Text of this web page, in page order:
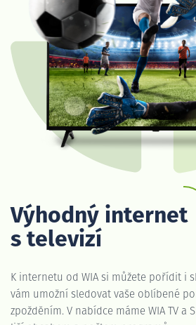
Výhodný internet
s televizí
K internetu od WIA si můžete pořídit i
vám umožní sledovat vaše oblíbené
zpožděním. V nabídce máme WIA TV a